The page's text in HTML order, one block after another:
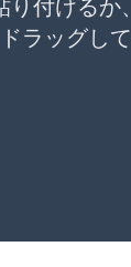
り付けるか
ラッグし